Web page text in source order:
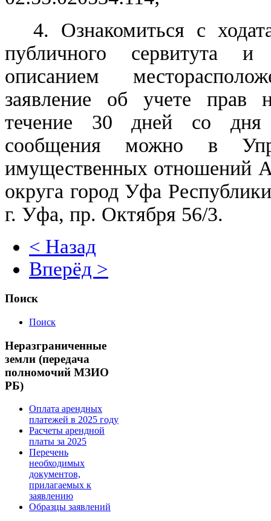
4. Ознакомиться с
публичного сервитута
описанием
заявление об учете прав
течение 30 дней со дня
сообщения можно в
имущественных отношений
округа город Уфа
г. Уфа, пр. Октября 56/3.
< Назад
Вперёд >
Поиск
Поиск
Неразграниченные
земли (передача
полномочий МЗИО
РБ)
Оплата арендных
платежей в 2025 году
Расчеты арендной
платы за 2025
Перечень
необходимых
документов,
прилагаемых к
заявлению
Образцы заявлений